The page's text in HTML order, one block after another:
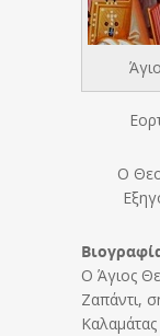
O
Ο Άγιος
Ζαπάντι,